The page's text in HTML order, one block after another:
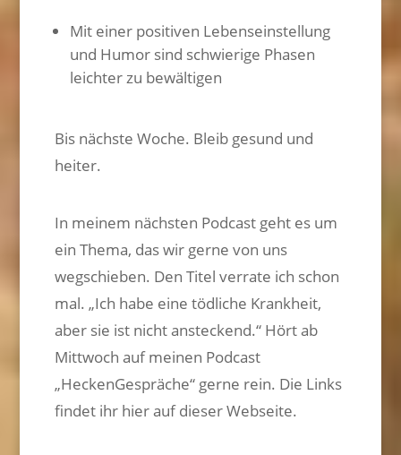
Mit einer positiven Lebenseinstellung
und Humor sind schwierige Phasen
leichter zu bewältigen
Bis nächste Woche. Bleib gesund und
heiter.
In meinem nächsten Podcast geht es um
ein Thema, das wir gerne von uns
wegschieben. Den Titel verrate ich schon
mal. „Ich habe eine tödliche Krankheit,
aber sie ist nicht ansteckend.“ Hört ab
Mittwoch auf meinen Podcast
„HeckenGespräche“ gerne rein. Die Links
findet ihr hier auf dieser Webseite.